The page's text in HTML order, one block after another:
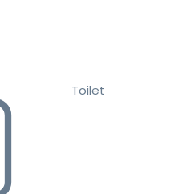
Toilet